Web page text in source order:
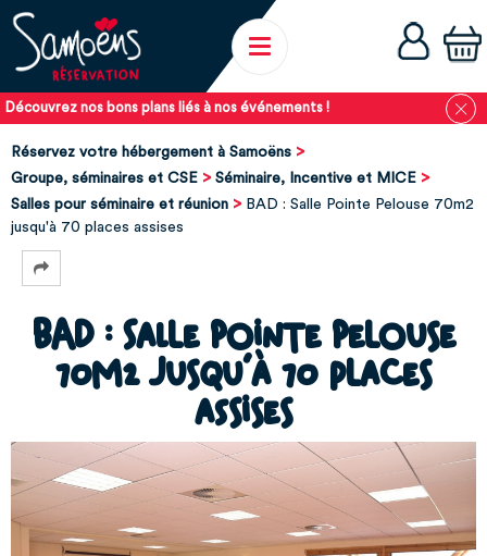
Découvrez nos bons plans liés à nos événements !
Réservez votre hébergement à Samoëns
Groupe, séminaires et CSE
Séminaire, Incentive et MICE
Salles pour séminaire et réunion
BAD : Salle Pointe Pelouse 70m2
jusqu'à 70 places assises
BAD : Salle Pointe Pelouse
70m2 jusqu'à 70 places
assises